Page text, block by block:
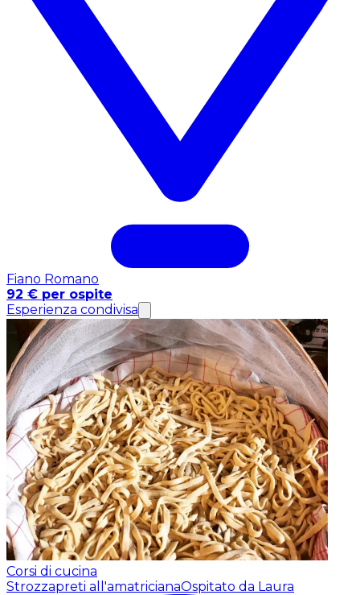
Fiano Romano
92 € per ospite
Esperienza condivisa
Corsi di cucina
Strozzapreti all'amatricianaOspitato da Laura